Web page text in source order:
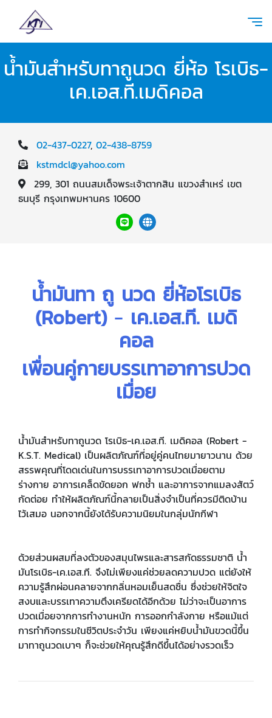
น้ำมันสำหรับทาถูนวด ยี่ห้อ โรเบิธ-
เค.เอส.ที.เมดิคอล
02-437-0227, 02-438-8759
kstmdcl@yahoo.com
299, 301 ถนนสมเด็จพระเจ้าตากสิน แขวงสำเหร่ เขต
ธนบุรี กรุงเทพมหานคร 10600
น้ำมันทา ถู นวด ยี่ห้อโรเบิธ
(Robert) - เค.เอส.ที. เมดิ
คอล
เพื่อนคู่กายบรรเทาอาการปวด
เมื่อย
น้ำมันสำหรับทาถูนวด โรเบิธ-เค.เอส.ที. เมดิคอล (Robert -
K.S.T. Medical) เป็นผลิตภัณฑ์ที่อยู่คู่คนไทยมายาวนาน ด้วย
สรรพคุณที่โดดเด่นในการบรรเทาอาการปวดเมื่อยตาม
ร่างกาย อาการเคล็ดขัดยอก ฟกช้ำ และอาการจากแมลงสัตว์
กัดต่อย ทำให้ผลิตภัณฑ์นี้กลายเป็นสิ่งจำเป็นที่ควรมีติดบ้าน
ไว้เสมอ นอกจากนี้ยังได้รับความนิยมในกลุ่มนักกีฬา
ด้วยส่วนผสมที่ลงตัวของสมุนไพรและสารสกัดธรรมชาติ น้ำ
มันโรเบิธ-เค.เอส.ที. จึงไม่เพียงแค่ช่วยลดความปวด แต่ยังให้
ความรู้สึกผ่อนคลายจากกลิ่นหอมเย็นสดชื่น ซึ่งช่วยให้จิตใจ
สงบและบรรเทาความตึงเครียดได้อีกด้วย ไม่ว่าจะเป็นอาการ
ปวดเมื่อยจากการทำงานหนัก การออกกำลังกาย หรือแม้แต่
การทำกิจกรรมในชีวิตประจำวัน เพียงแค่หยิบน้ำมันขวดนี้ขึ้น
มาทาถูนวดเบาๆ ก็จะช่วยให้คุณรู้สึกดีขึ้นได้อย่างรวดเร็ว